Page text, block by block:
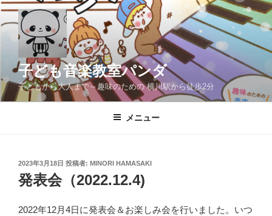
コ
ン
テ
へ
ス
子ども音楽教室パンダ
子どもから大人まで～趣味のための 横川駅から徒歩2分
メニュー
投
稿
日:
2023年3月18日 投稿者: MINORI HAMASAKI
発表会（2022.12.4)
2022年12月4日に発表会＆お楽しみ会を行いました。いつ